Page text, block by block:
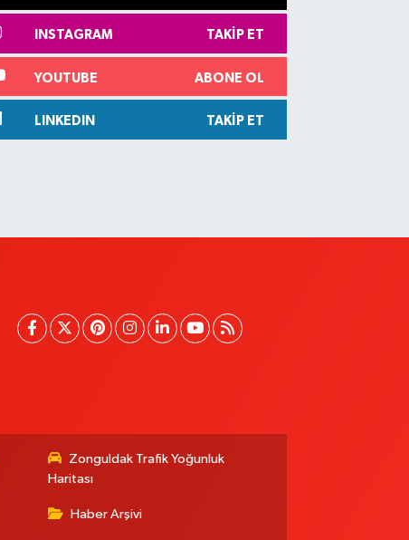
INSTAGRAM TAKIP ET
YOUTUBE ABONE OL
LINKEDIN TAKIP ET
Zonguldak Trafik Yoğunluk
Haritası
Haber Arşivi